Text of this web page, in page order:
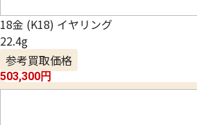
18金 (K18) イヤリング
22.4g
参考買取価格
503,300円